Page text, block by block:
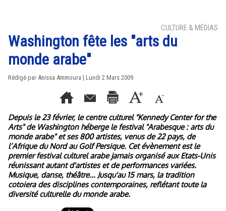
CULTURE & MÉDIAS
Washington fête les "arts du
monde arabe"
Rédigé par Anissa Ammoura | Lundi 2 Mars 2009
Depuis le 23 février, le centre culturel "Kennedy Center for the
Arts" de Washington héberge le festival "Arabesque : arts du
monde arabe" et ses 800 artistes, venus de 22 pays, de
l’Afrique du Nord au Golf Persique. Cet évènement est le
premier festival culturel arabe jamais organisé aux Etats-Unis
réunissant autant d'artistes et de performances variées.
Musique, danse, théâtre... Jusqu'au 15 mars, la tradition
cotoiera des disciplines contemporaines, reflétant toute la
diversité culturelle du monde arabe.